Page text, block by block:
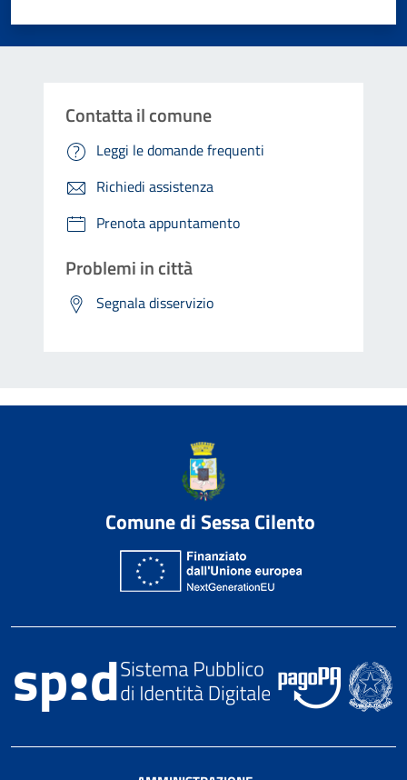
Contatta il comune
Leggi le domande frequenti
Richiedi assistenza
Prenota appuntamento
Problemi in città
Segnala disservizio
Comune di Sessa Cilento